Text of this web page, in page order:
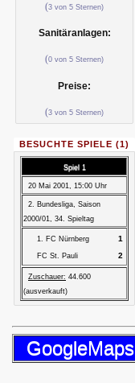
(3 von 5 Sternen)
Sanitäranlagen:
(0 von 5 Sternen)
Preise:
(3 von 5 Sternen)
BESUCHTE SPIELE (1)
Spiel 1
20 Mai 2001, 15:00 Uhr
2. Bundesliga, Saison
2000/01, 34. Spieltag
1. FC Nürnberg 1
FC St. Pauli 2
Zuschauer: 44.600
(ausverkauft)
GoogleMaps